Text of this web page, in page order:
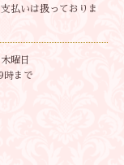
払いは扱っておりま
曜日
まで